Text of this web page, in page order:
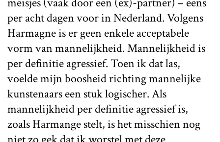
per acht dagen voor in Nederland. Volgens
Harmagne is er geen enkele acceptabele
vorm van mannelijkheid. Mannelijkheid is
per definitie agressief. Toen ik dat las,
voelde mijn boosheid richting mannelijke
kunstenaars een stuk logischer. Als
mannelijkheid per definitie agressief is,
zoals Harmange stelt, is het misschien nog